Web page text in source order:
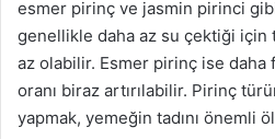
esmer pirinç ve jasmin pirinci
genellikle daha az su çektiği için
az olabilir. Esmer pirinç ise
oranı biraz artırılabilir. Pirinç
yapmak, yemeğin tadını önemli